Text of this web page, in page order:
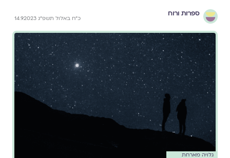
ספרות ורוח
כ״ח באלול תשפ״ג 14.9.2023
גלויה מארחת